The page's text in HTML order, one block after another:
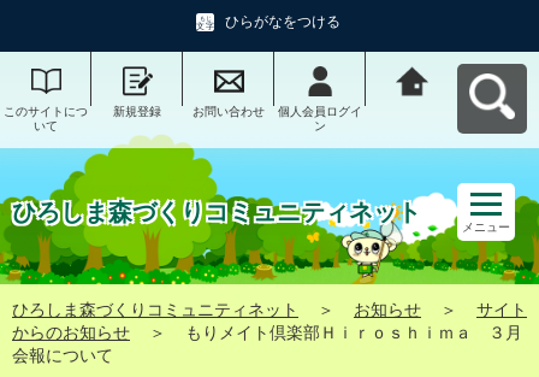
ひらがなをつける
このサイトにつ
いて
新規登録 お問い合わせ
個人会員ログイ
ン
ひろしま森づくりコミュニティネット
メニュー
ひろしま森づくりコミュニティネット ＞ お知らせ ＞
サイト
からのお知らせ
＞
もりメイト倶楽部Ｈｉｒｏｓｈｉｍａ ３月
会報について